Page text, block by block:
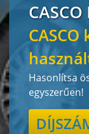
Hasonlítsa
egyszerűen!